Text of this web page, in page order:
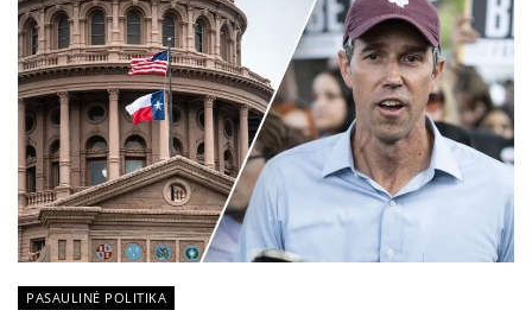
PASAULINĖ POLITIKA